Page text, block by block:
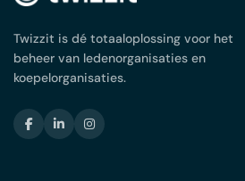
Twizzit is dé totaaloplossing voor het
beheer van ledenorganisaties en
koepelorganisaties.